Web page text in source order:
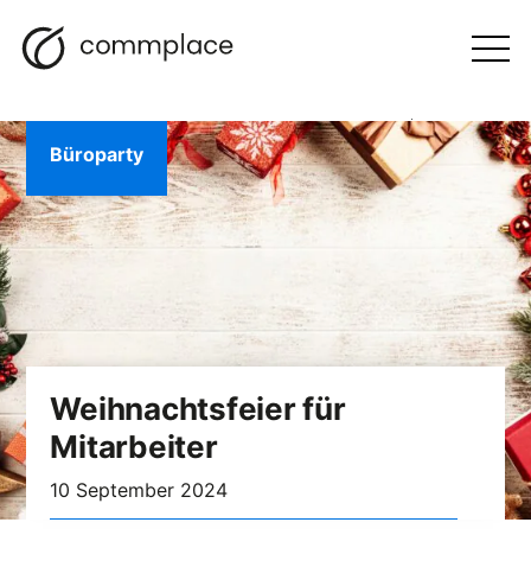
Zum
Inhalt
Navigation
BLOGGEN
Weihnachtsfeier für
Mitarbeiter
10 September 2024
Büroparty